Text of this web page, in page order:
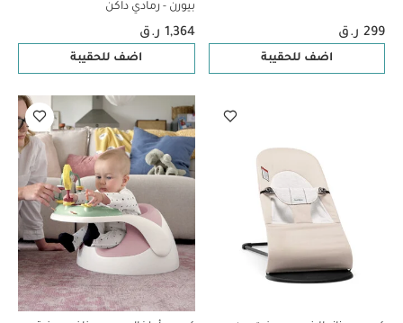
299 ر.ق
اضف للحقيبة
بيورن - رمادي داكن
1,364 ر.ق
اضف للحقيبة